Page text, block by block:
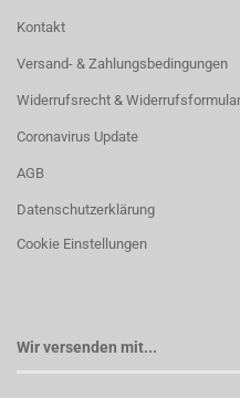
Kontakt
Versand- & Zahlungsbedingungen
Widerrufsrecht & Widerrufsformular
Coronavirus Update
AGB
Datenschutzerklärung
Cookie Einstellungen
Wir versenden mit...